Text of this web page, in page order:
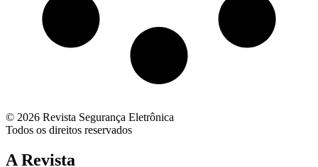
© 2026 Revista Segurança Eletrônica
Todos os direitos reservados
A Revista